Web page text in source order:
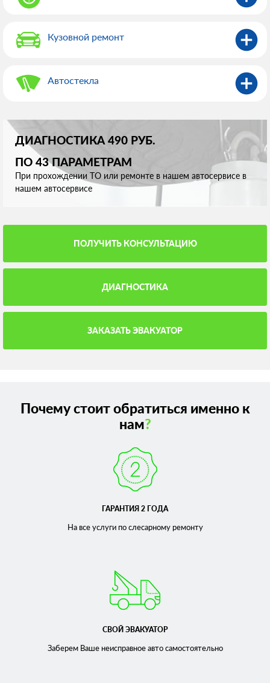
Кузовной ремонт
Автостекла
ДИАГНОСТИКА 490 РУБ.
ПО 43 ПАРАМЕТРАМ
При прохождении ТО или ремонте в нашем автосервисе в
нашем автосервисе
ПОЛУЧИТЬ КОНСУЛЬТАЦИЮ
ДИАГНОСТИКА
ЗАКАЗАТЬ ЭВАКУАТОР
Почему стоит обратиться именно к
нам?
ГАРАНТИЯ 2 ГОДА
На все услуги по слесарномуремонту
СВОЙ ЭВАКУАТОР
Заберем Ваше неисправноеавто самостоятельно